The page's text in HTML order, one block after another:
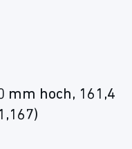
mm hoch, 161,4